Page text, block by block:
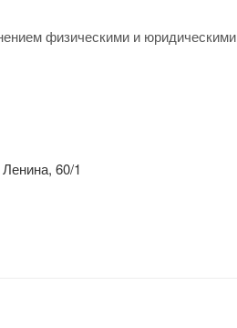
физическими и юридическими
60/1